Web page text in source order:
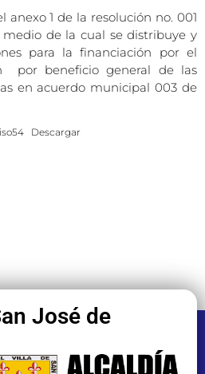
anexo 1 de la resolución no. 001
medio de la cual se distribuye y
para la financiación por el
por beneficio general de las
en acuerdo municipal 003 de
Descargar
José de